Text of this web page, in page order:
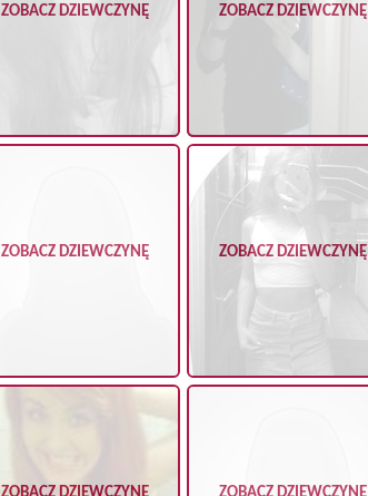
ZOBACZ DZIEWCZYNĘ ZOBACZ DZIEWCZYNĘ
ZOBACZ DZIEWCZYNĘ ZOBACZ DZIEWCZYNĘ